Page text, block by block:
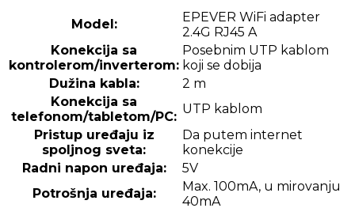
Model:
EPEVER WiFi adapter
2.4G RJ45 A
Konekcija sa
kontrolerom/inverterom:
Posebnim UTP kablom
koji se dobija
Dužina kabla:
2 m
Konekcija sa
telefonom/tabletom/PC:
UTP kablom
Pristup uređaju iz
spoljnog sveta:
Da putem internet
konekcije
Radni napon uređaja:
5V
Potrošnja uređaja:
Max. 100mA, u mirovanju
40mA